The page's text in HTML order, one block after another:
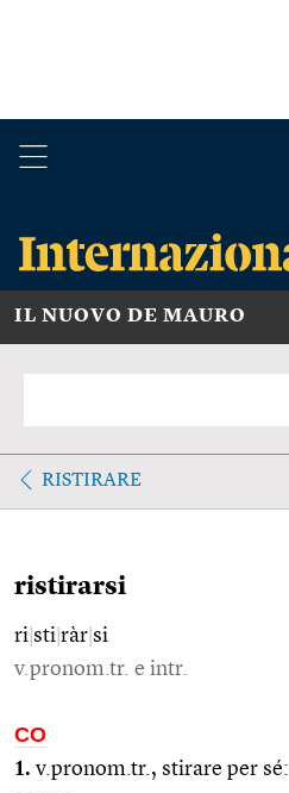
IL NUOVO DE MAURO
RISTIRARE
ristirarsi
ri sti ràr si
v.pronom.tr. e intr.
CO
1. v.pronom.tr., stirare per sé: